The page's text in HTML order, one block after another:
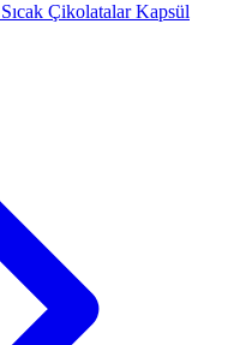
Sıcak ÇikolatalarKapsül